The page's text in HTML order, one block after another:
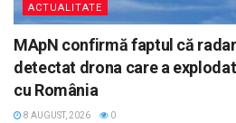
ACTUALITATE
MApN confirmă faptul că
detectat drona care a
cu România
8 AUGUST, 2026 0